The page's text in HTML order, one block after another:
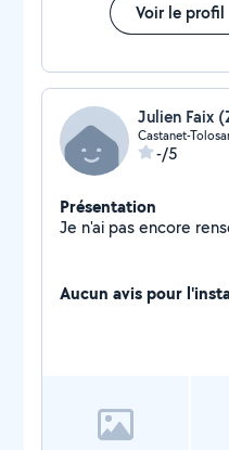
Voir le profil
Julien Faix
Castanet-
-/5
Présentation
Aucun avis pour